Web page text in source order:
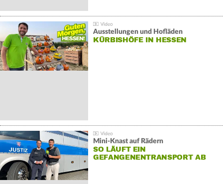
Ausstellungen und Hofläden
KÜRBISHÖFE IN HESSEN
Mini-Knast auf Rädern
SO LÄUFT EIN
GEFANGENENTRANSPORT AB